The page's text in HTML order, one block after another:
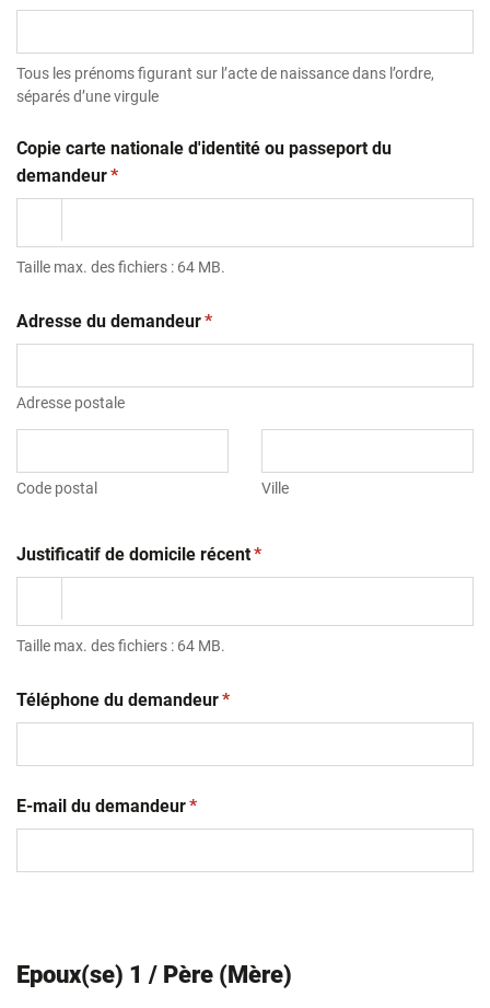
Tous les prénoms figurant sur l’acte de naissance dans l’ordre,
séparés d’une virgule
Copie carte nationale d'identité ou passeport du
demandeur(obligatoire)
*
Taille max. des fichiers : 64 MB.
Adresse du demandeur(obligatoire)
*
Adresse postale
Code postal Ville
Justificatif de domicile récent(obligatoire)
*
Taille max. des fichiers : 64 MB.
Téléphone du demandeur(obligatoire)
*
E-mail du demandeur(obligatoire)
*
Epoux(se) 1 / Père (Mère)